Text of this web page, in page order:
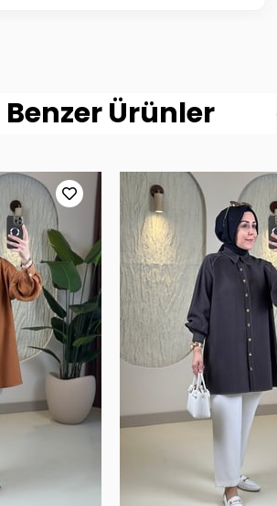
Benzer Ürünler